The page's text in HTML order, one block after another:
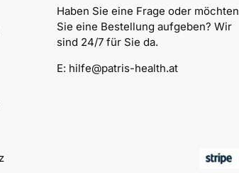
Haben Sie eine Frage oder möchten
Sie eine Bestellung aufgeben? Wir
sind 24/7 für Sie da.
E: hilfe@patris-health.at